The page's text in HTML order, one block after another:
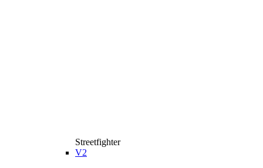
Streetfighter
V2